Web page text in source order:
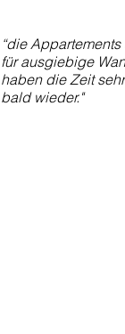
“die
für ausgiebige
haben die Zeit
bald wieder."